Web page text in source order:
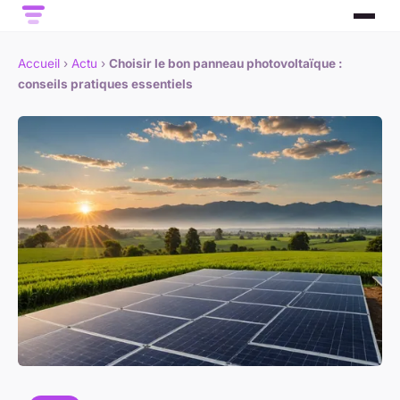
Accueil › Actu › Choisir le bon panneau photovoltaïque :
conseils pratiques essentiels